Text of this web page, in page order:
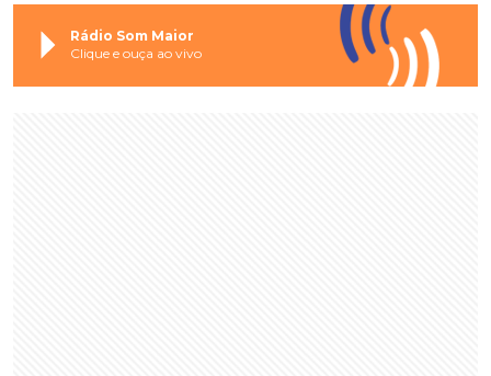
Rádio Som Maior
Clique e ouça ao vivo